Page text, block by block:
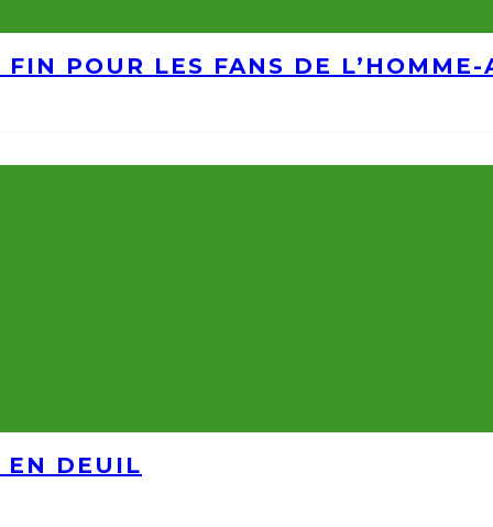
POUR LES FANS DE L’HOMME-
EN DEUIL